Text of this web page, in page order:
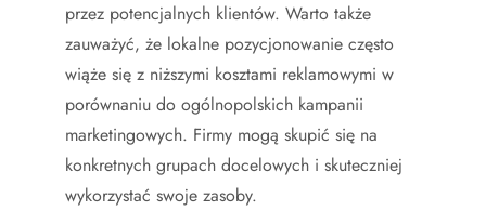
przez potencjalnych klientów. Warto także
zauważyć, że lokalne pozycjonowanie często
wiąże się z niższymi kosztami reklamowymi w
porównaniu do ogólnopolskich kampanii
marketingowych. Firmy mogą skupić się na
konkretnych grupach docelowych i skuteczniej
wykorzystać swoje zasoby.